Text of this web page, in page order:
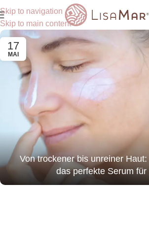
Skip to navigation
Skip to main content
17
MAI
Von trockener bis unreiner
das perfekte Serum für